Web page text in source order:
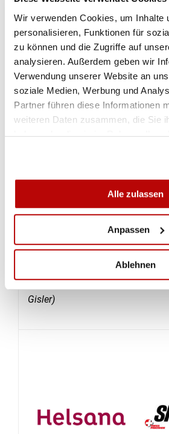
Wir verwenden Cookies, um Inhalte
personalisieren, Funktionen für
zu können und die Zugriffe auf
analysieren. Außerdem geben wir
Verwendung unserer Website an
soziale Medien, Werbung und
Partner führen diese Informationen
weiteren Daten zusammen, die Sie
Alle zulassen
Anpassen
Ablehnen
Hüslenmoos in Emmen erstmals
gezeigt. Ein Teppich dient als
das andere Exemplar ist in der
Emmen aufgehängt. Eine Woche
Feldschiessen wurden die
internen Vereinsapero anlässlich
auch gebührend eingeweiht.
beim Liegendschiessen im
der Hauptstand am ESF Luzern
und «Guet Schuss» am
– natürlich besonders jenen
Teilnehmern, die auf der Scheibe
goldenen Teppich schiessen
Gisler)